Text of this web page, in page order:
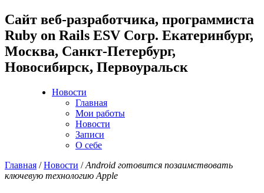
Cайт веб-разработчика, программиста
Ruby on Rails ESV Corp. Екатеринбург,
Москва, Санкт-Петербург,
Новосибирск, Первоуральск
Новости
Главная
Мои работы
Новости
Записи
О себе
Главная /Новости /Android готовится позаимствовать
ключевую технологию Apple